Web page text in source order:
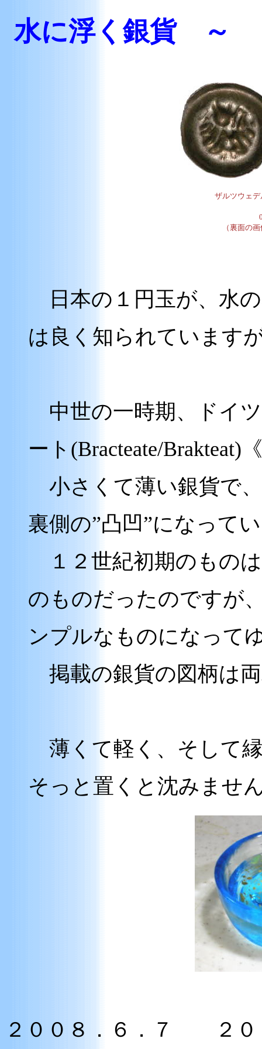
水に浮く銀貨 ～
ザルツウェ
（裏面の
日本の１円玉が、水
は良く知られています
中世の一時期、ドイ
ート(Bracteate/
小さくて薄い銀貨で
裏側の”凸凹”になって
１２世紀初期のもの
のものだったのですが
ンプルなものになって
掲載の銀貨の図柄は
薄くて軽く、そして
そっと置くと沈みませ
２００８．６．７ ２０